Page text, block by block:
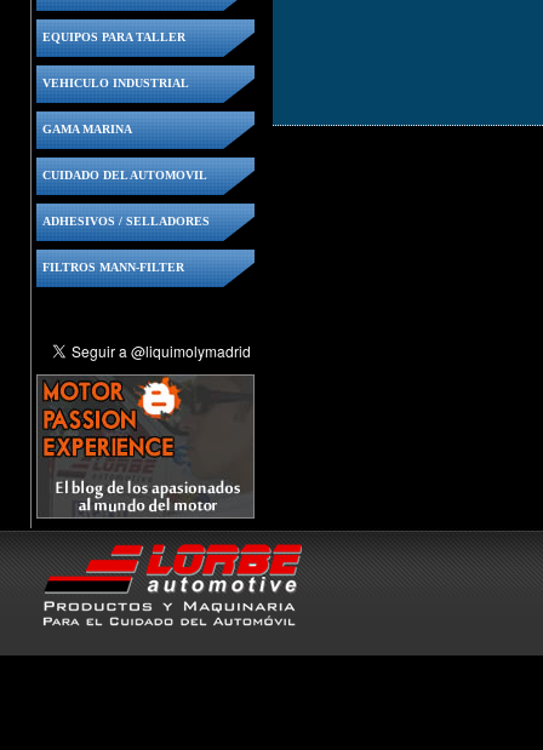
EQUIPOS PARA TALLER
VEHICULO INDUSTRIAL
GAMA MARINA
CUIDADO DEL AUTOMOVIL
ADHESIVOS / SELLADORES
FILTROS MANN-FILTER